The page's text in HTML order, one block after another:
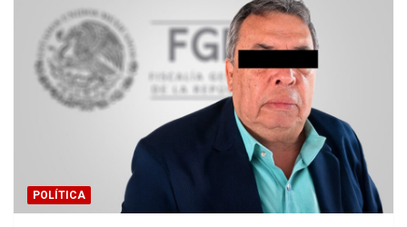
POLÍTICA